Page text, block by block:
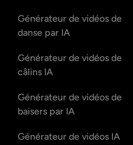
Générateur de vidéos de
danse par IA
Générateur de vidéos de
câlins IA
Générateur de vidéos de
baisers par IA
Générateur de vidéos IA